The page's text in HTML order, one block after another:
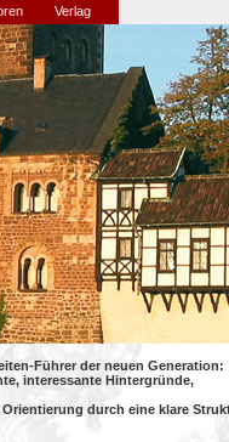
Verlag
Führer der neuen Generation:
interessante Hintergründe,
durch eine klare